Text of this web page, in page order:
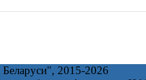
Беларуси", 2015-2026